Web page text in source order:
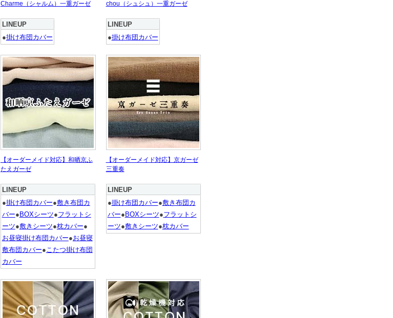
Charme（シャルム）一重ガーゼ
LINEUP
●掛け布団カバー
chou（シュシュ）一重ガーゼ
LINEUP
●掛け布団カバー
【オーダーメイド対応】和晒京ふ
たえガーゼ
LINEUP
●掛け布団カバー●敷き布団カ
バー● BOXシーツ●フラットシ
ーツ●敷きシーツ●枕カバー●
お昼寝掛け布団カバー●お昼寝
敷布団カバー●こたつ掛け布団
カバー
【オーダーメイド対応】京ガーゼ
三重奏
LINEUP
●掛け布団カバー●敷き布団カ
バー● BOXシーツ●フラットシ
ーツ●敷きシーツ●枕カバー